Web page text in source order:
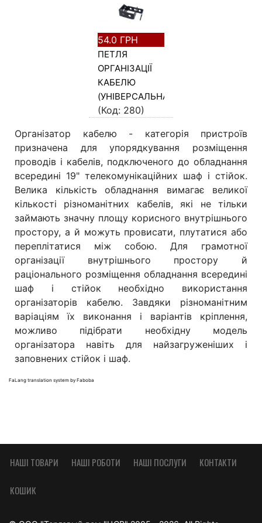
54.0 ГРН
ПЕТЛЯ
ОРГАНІЗАЦІЇ
КАБЕЛЮ
(УНІВЕРСАЛЬНА)
(Код: 280)
Організатор кабелю - категорія пристроїв
призначена для упорядкування розміщення
проводів і кабелів, подключеного до обладнання
всередині 19" телекомунікаційних шаф і стійок.
Велика кількість обладнання вимагає великої
кількості різноманітних кабелів, які не тільки
займають значну площу корисного внутрішнього
простору, а й можуть провисати, плутатися або
переплітатися між собою. Для грамотної
організації внутрішнього простору й
раціонального розміщення обладнання всередині
шаф і стійок необхідно використання
організаторів кабелю. Завдяки різноманітним
варіаціям їх виконання і варіантів кріплення,
можливо підібрати необхідну модель
організатора навіть для найзагруженіших і
заповнених стійок і шаф.
FaLang translation system by Faboba
НАШІ ТОВАРИ НАШІ РОБОТИ НАШІ ПОСЛУГИ КОНТАКТИ
КОШИК